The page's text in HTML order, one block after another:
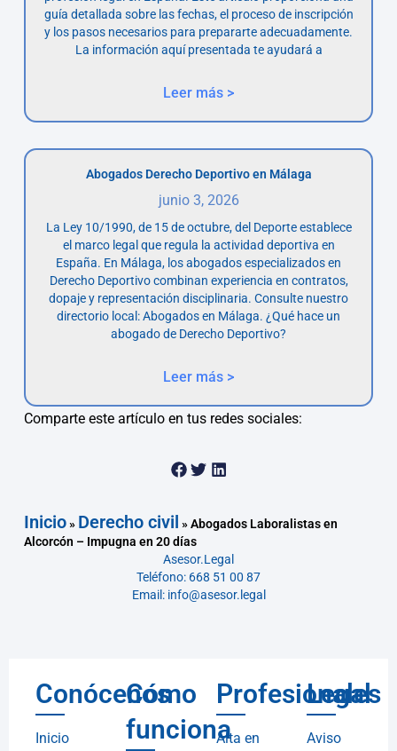
guía detallada sobre las fechas, el proceso de inscripción
y los pasos necesarios para prepararte adecuadamente.
La información aquí presentada te ayudará a
Leer más >
Abogados Derecho Deportivo en Málaga
junio 3, 2026
La Ley 10/1990, de 15 de octubre, del Deporte establece
el marco legal que regula la actividad deportiva en
España. En Málaga, los abogados especializados en
Derecho Deportivo combinan experiencia en contratos,
dopaje y representación disciplinaria. Consulte nuestro
directorio local: Abogados en Málaga. ¿Qué hace un
abogado de Derecho Deportivo?
Leer más >
Comparte este artículo en tus redes sociales:
Inicio» Derecho civil »Abogados Laboralistas en
Alcorcón – Impugna en 20 días
Asesor.Legal
Teléfono: 668 51 00 87
Email: info@asesor.legal
Conócenos
Inicio
Cómo
funciona
Profesionales
Alta en
Legal
Aviso